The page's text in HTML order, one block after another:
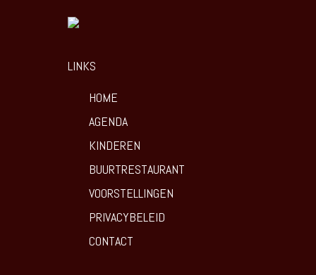
LINKS
HOME
AGENDA
KINDEREN
BUURTRESTAURANT
VOORSTELLINGEN
PRIVACYBELEID
CONTACT